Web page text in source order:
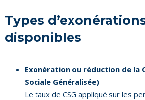
Types
disponibles
Exonération ou réduction de la
Sociale Généralisée)
Le taux de CSG appliqué sur les